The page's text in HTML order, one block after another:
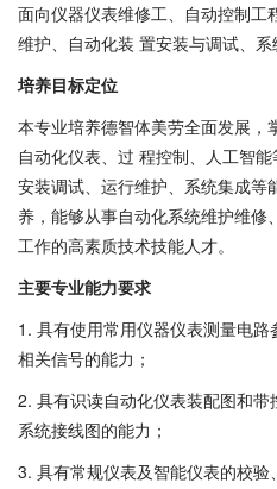
面向仪器仪表维修工、自动控制工
维护、自动化装 置安装与调试、系
培养目标定位
本专业培养德智体美劳全面发展，
自动化仪表、过 程控制、人工智
安装调试、运行维护、系统集成等
养，能够从事自动化系统维护维
工作的高素质技术技能人才。
主要专业能力要求
1. 具有使用常用仪器仪表测量电
相关信号的能力；
2. 具有识读自动化仪表装配图和
系统接线图的能力；
3. 具有常规仪表及智能仪表的校验